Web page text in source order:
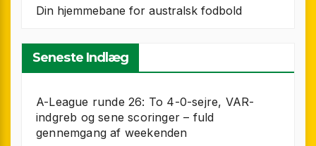
Din hjemmebane for australsk fodbold
Seneste Indlæg
A-League runde 26: To 4-0-sejre, VAR-
indgreb og sene scoringer – fuld
gennemgang af weekenden